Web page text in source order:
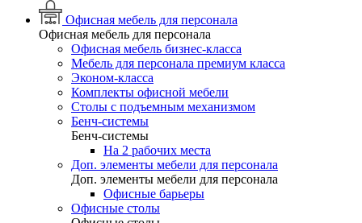
Офисная мебель для персонала
Офисная мебель для персонала
Офисная мебель бизнес-класса
Мебель для персонала премиум класса
Эконом-класса
Комплекты офисной мебели
Столы с подъемным механизмом
Бенч-системы
Бенч-системы
На 2 рабочих места
Доп. элементы мебели для персонала
Доп. элементы мебели для персонала
Офисные барьеры
Офисные столы